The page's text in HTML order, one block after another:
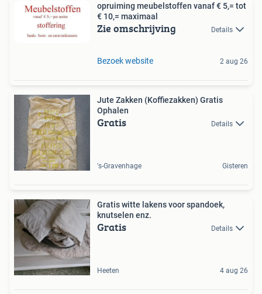
opruiming meubelstoffen vanaf € 5,= tot
€ 10,= maximaal
Zie omschrijving Details
Bezoek website 2 aug 26
Jute Zakken (Koffiezakken) Gratis
Ophalen
Gratis Details
's-Gravenhage Gisteren
Gratis witte lakens voor spandoek,
knutselen enz.
Gratis Details
Heeten 4 aug 26